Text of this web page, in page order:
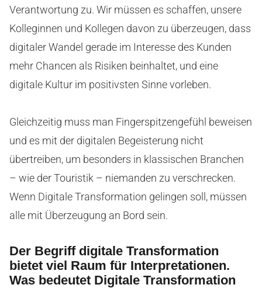
Verantwortung zu. Wir müssen es schaffen, unsere
Kolleginnen und Kollegen davon zu überzeugen, dass
digitaler Wandel gerade im Interesse des Kunden
mehr Chancen als Risiken beinhaltet, und eine
digitale Kultur im positivsten Sinne vorleben.
Gleichzeitig muss man Fingerspitzengefühl beweisen
und es mit der digitalen Begeisterung nicht
übertreiben, um besonders in klassischen Branchen
– wie der Touristik – niemanden zu verschrecken.
Wenn Digitale Transformation gelingen soll, müssen
alle mit Überzeugung an Bord sein.
Der Begriff digitale Transformation
bietet viel Raum für Interpretationen.
Was bedeutet Digitale Transformation